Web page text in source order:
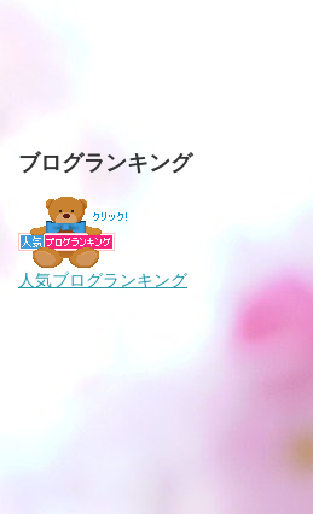
ブログランキング
人気ブログランキング